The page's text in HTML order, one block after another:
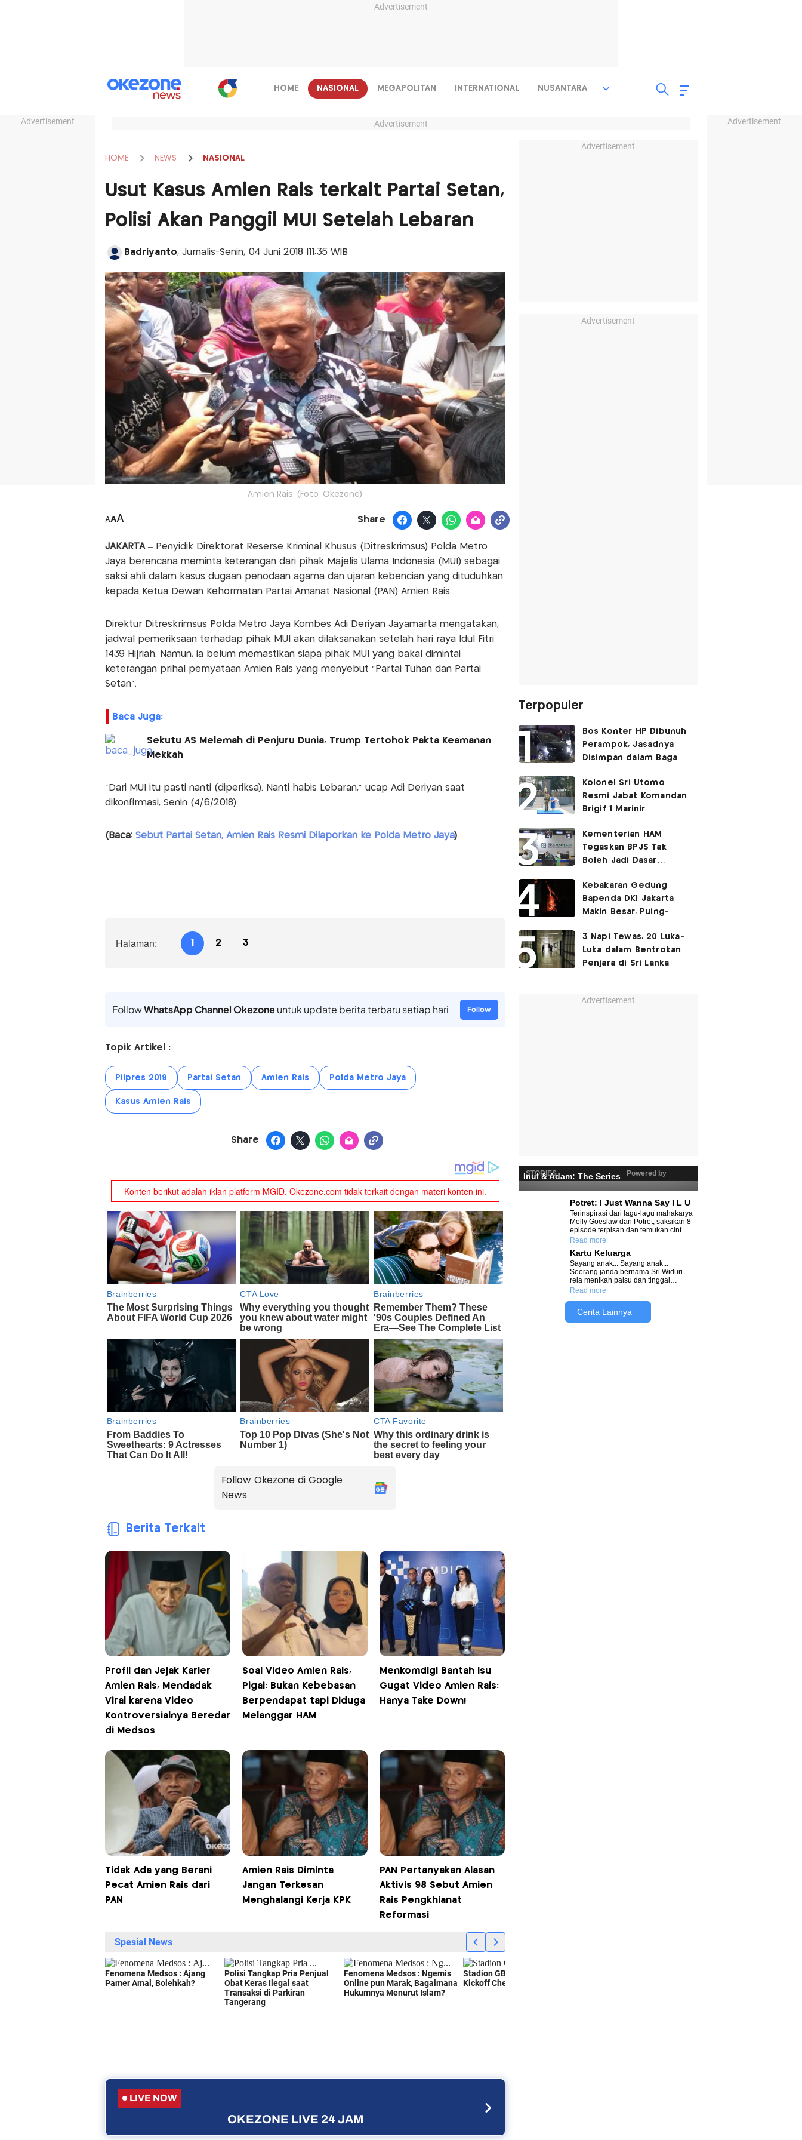
Advertisement
Advertisement Advertisement
HOME NASIONAL MEGAPOLITAN INTERNATIONAL NUSANTARA
Advertisement
HOME NEWS NASIONAL
Usut Kasus Amien Rais terkait Partai Setan,
Polisi Akan Panggil MUI Setelah Lebaran
Badriyanto, Jurnalis-Senin, 04 Juni 2018 |11:35 WIB
Amien Rais. (Foto: Okezone)
AAA Share
JAKARTA – Penyidik Direktorat Reserse Kriminal Khusus (Ditreskrimsus) Polda Metro
Jaya berencana meminta keterangan dari pihak Majelis Ulama Indonesia (MUI) sebagai
saksi ahli dalam kasus dugaan penodaan agama dan ujaran kebencian yang dituduhkan
kepada Ketua Dewan Kehormatan Partai Amanat Nasional (PAN) Amien Rais.
Direktur Ditreskrimsus Polda Metro Jaya Kombes Adi Deriyan Jayamarta mengatakan,
jadwal pemeriksaan terhadap pihak MUI akan dilaksanakan setelah hari raya Idul Fitri
1439 Hijriah. Namun, ia belum memastikan siapa pihak MUI yang bakal dimintai
keterangan prihal pernyataan Amien Rais yang menyebut "Partai Tuhan dan Partai
Setan".
Baca Juga:
Sekutu AS Melemah di Penjuru Dunia, Trump Tertohok Pakta Keamanan
Mekkah
"Dari MUI itu pasti nanti (diperiksa). Nanti habis Lebaran," ucap Adi Deriyan saat
dikonfirmasi, Senin (4/6/2018).
(Baca: Sebut Partai Setan, Amien Rais Resmi Dilaporkan ke Polda Metro Jaya)
Halaman: 1 2 3
FollowWhatsApp Channel Okezoneuntuk update berita terbaru setiap hari Follow
Topik Artikel :
Pilpres 2019 Partai Setan Amien Rais Polda Metro Jaya
Kasus Amien Rais
Share
Follow Okezone di Google
News
Berita Terkait
Profil dan Jejak Karier
Amien Rais, Mendadak
Viral karena Video
Kontroversialnya Beredar
di Medsos
Soal Video Amien Rais,
Pigai: Bukan Kebebasan
Berpendapat tapi Diduga
Melanggar HAM
Menkomdigi Bantah Isu
Gugat Video Amien Rais:
Hanya Take Down!
Tidak Ada yang Berani
Pecat Amien Rais dari
PAN
Amien Rais Diminta
Jangan Terkesan
Menghalangi Kerja KPK
PAN Pertanyakan Alasan
Aktivis 98 Sebut Amien
Rais Pengkhianat
Reformasi
LIVE NOW
OKEZONE LIVE 24 JAM
Advertisement
Advertisement
Terpopuler
Bos Konter HP Dibunuh
Perampok, Jasadnya
Disimpan dalam Bagasi
Kolonel Sri Utomo
Resmi Jabat Komandan
Brigif 1 Marinir
Kementerian HAM
Tegaskan BPJS Tak
Boleh Jadi Dasar
Layanan Kesehatan
Kebakaran Gedung
Bapenda DKI Jakarta
Makin Besar, Puing-
3 Napi Tewas, 20 Luka-
Luka dalam Bentrokan
Penjara di Sri Lanka
Advertisement